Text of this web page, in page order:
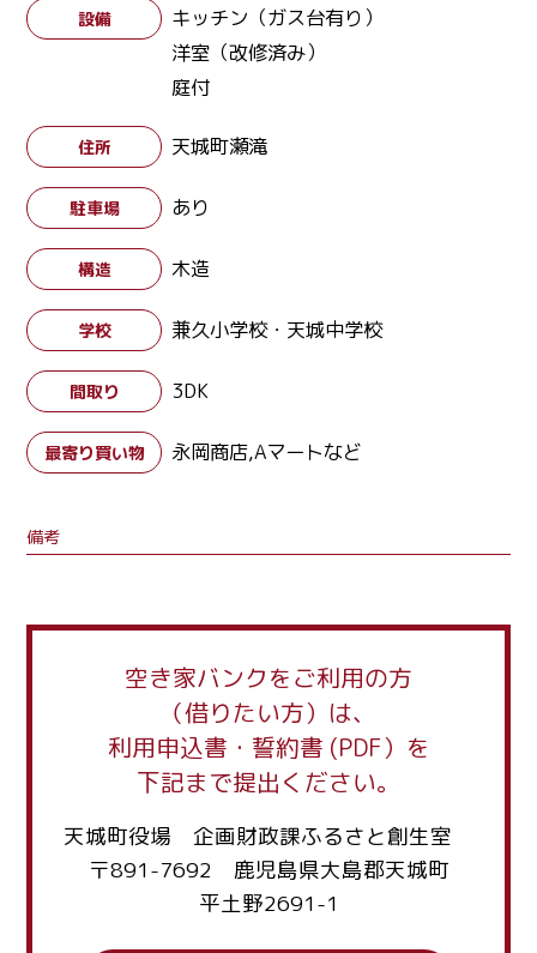
設備
キッチン（ガス台有り）
洋室（改修済み）
庭付
住所 天城町瀬滝
駐車場 あり
構造 木造
学校 兼久小学校・天城中学校
間取り 3DK
最寄り買い物 永岡商店,Aマートなど
備考
空き家バンクをご利用の方
（借りたい方）は、
利用申込書・誓約書 (PDF）を
下記まで提出ください。
天城町役場 企画財政課ふるさと創生室
〒891-7692 鹿児島県大島郡天城町
平土野2691-1